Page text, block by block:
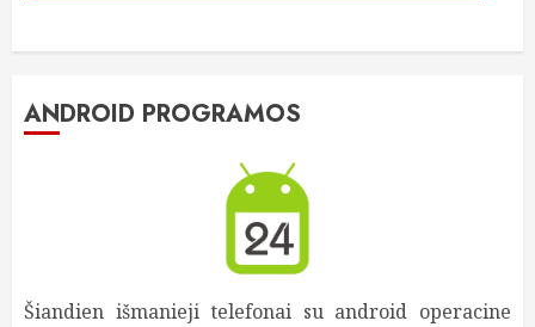
ANDROID PROGRAMOS
Šiandien išmanieji telefonai su android operacine